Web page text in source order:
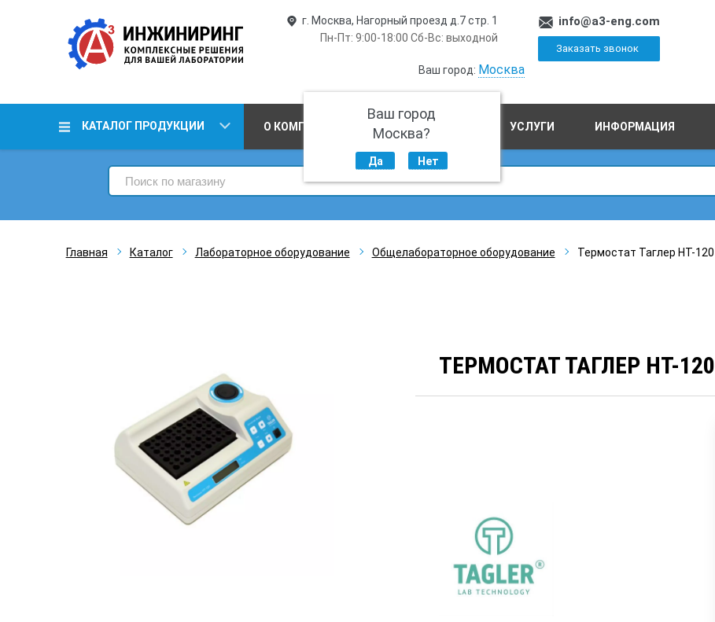
г. Москва, Нагорный проезд д.7 стр. 1
Пн-Пт: 9:00-18:00 Сб-Вс: выходной
Ваш город: Москва
Ваш город
Москва?
Да Нет
info@a3-eng.com
Заказать звонок
КАТАЛОГ ПРОДУКЦИИ О КОМПАНИИ ПРОИЗВОДСТВО УСЛУГИ ИНФОРМАЦИЯ
Главная Каталог Лабораторное оборудование Общелабораторное оборудование Термостат Таглер HT-120
ТЕРМОСТАТ ТАГЛЕР HT-120